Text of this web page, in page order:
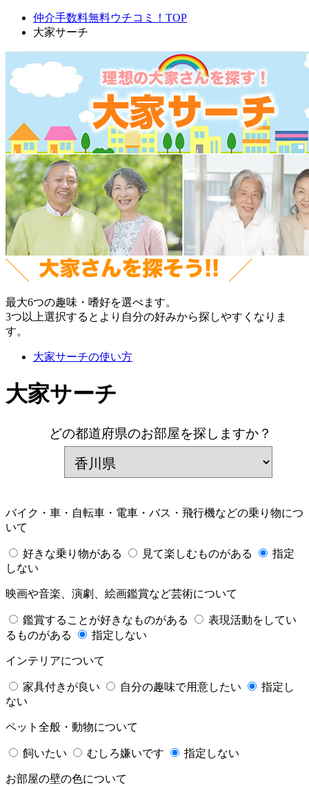
仲介手数料無料ウチコミ！TOP
大家サーチ
最大6つの趣味・嗜好を選べます。
3つ以上選択するとより自分の好みから探しやすくなりま
す。
大家サーチの使い方
大家サーチ
どの都道府県のお部屋を探しますか？
バイク・車・自転車・電車・バス・飛行機などの乗り物につ
いて
好きな乗り物がある 見て楽しむものがある
指定
しない
映画や音楽、演劇、絵画鑑賞など芸術について
鑑賞することが好きなものがある
表現活動をしてい
るものがある
指定しない
インテリアについて
家具付きが良い 自分の趣味で用意したい
指定し
ない
ペット全般・動物について
飼いたい むしろ嫌いです 指定しない
お部屋の壁の色について